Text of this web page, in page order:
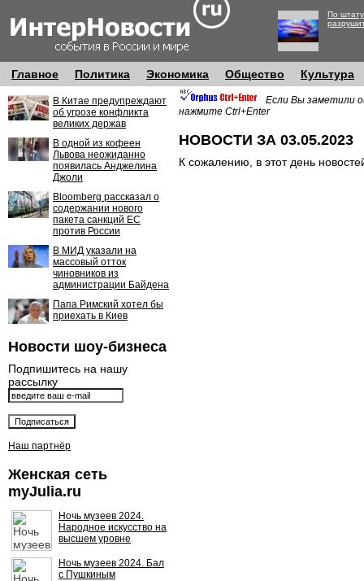
По
Главное Политика Экономика Общество Культура
В Китае предупреждают
об угрозе конфликта
великих держав
В одной из кофеен
Львова неожиданно
появилась Анджелина
Джоли
Bloomberg рассказал о
содержании нового
пакета санкций ЕС
против России
В МИД указали на
массовый отток
чиновников из
администрации Байдена
Папа Римский хотел бы
приехать в Киев
Новости шоу-бизнеса
Подпишитесь на нашу
рассылку
Наш партнёр
Женская сеть
myJulia.ru
Ночь музеев 2024.
Народное искусство на
высшем уровне
Ночь музеев 2024. Бал
с Пушкиным
Если Вы заметили
нажмите Ctrl+Enter
НОВОСТИ ЗА 03.05.2023
К сожалению, в этот день